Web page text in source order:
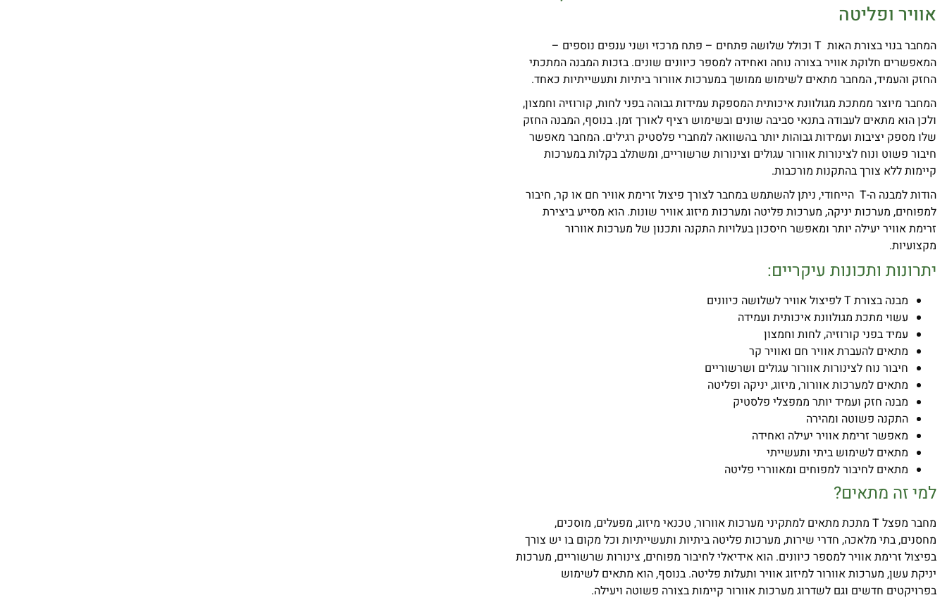
אוויר ופליטה
המחבר בנוי בצורת האות T וכולל שלושה פתחים – פתח מרכזי ושני ענפים נוספים –
המאפשרים חלוקת אוויר בצורה נוחה ואחידה למספר כיוונים שונים. בזכות המבנה המתכתי
החזק והעמיד, המחבר מתאים לשימוש ממושך במערכות אוורור ביתיות ותעשייתיות כאחד.
המחבר מיוצר ממתכת מגולוונת איכותית המספקת עמידות גבוהה בפני לחות, קורוזיה וחמצון,
ולכן הוא מתאים לעבודה בתנאי סביבה שונים ובשימוש רציף לאורך זמן. בנוסף, המבנה החזק
שלו מספק יציבות ועמידות גבוהות יותר בהשוואה למחברי פלסטיק רגילים. המחבר מאפשר
חיבור פשוט ונוח לצינורות אוורור עגולים וצינורות שרשוריים, ומשתלב בקלות במערכות
קיימות ללא צורך בהתקנות מורכבות.
הודות למבנה ה-T הייחודי, ניתן להשתמש במחבר לצורך פיצול זרימת אוויר חם או קר, חיבור
למפוחים, מערכות יניקה, מערכות פליטה ומערכות מיזוג אוויר שונות. הוא מסייע ביצירת
זרימת אוויר יעילה יותר ומאפשר חיסכון בעלויות התקנה ותכנון של מערכות אוורור
מקצועיות.
יתרונות ותכונות עיקריים:
מבנה בצורת T לפיצול אוויר לשלושה כיוונים
עשוי מתכת מגולוונת איכותית ועמידה
עמיד בפני קורוזיה, לחות וחמצון
מתאים להעברת אוויר חם ואוויר קר
חיבור נוח לצינורות אוורור עגולים ושרשוריים
מתאים למערכות אוורור, מיזוג, יניקה ופליטה
מבנה חזק ועמיד יותר ממפצלי פלסטיק
התקנה פשוטה ומהירה
מאפשר זרימת אוויר יעילה ואחידה
מתאים לשימוש ביתי ותעשייתי
מתאים לחיבור למפוחים ומאווררי פליטה
למי זה מתאים?
מחבר מפצל T מתכת מתאים למתקיני מערכות אוורור, טכנאי מיזוג, מפעלים, מוסכים,
מחסנים, בתי מלאכה, חדרי שירות, מערכות פליטה ביתיות ותעשייתיות וכל מקום בו יש צורך
בפיצול זרימת אוויר למספר כיוונים. הוא אידיאלי לחיבור מפוחים, צינורות שרשוריים, מערכות
יניקת עשן, מערכות אוורור למיזוג אוויר ותעלות פליטה. בנוסף, הוא מתאים לשימוש
בפרויקטים חדשים וגם לשדרוג מערכות אוורור קיימות בצורה פשוטה ויעילה.